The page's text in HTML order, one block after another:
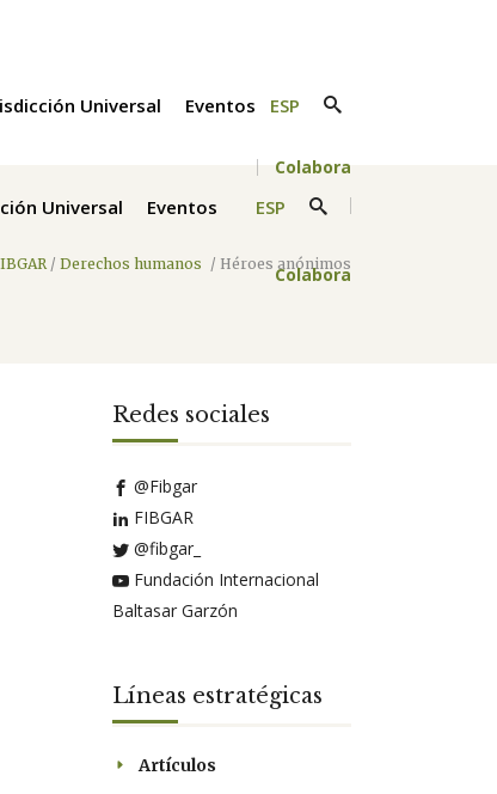
Universal Eventos ESP
Colabora
Universal Eventos ESP
Colabora
/ Derechos humanos / Héroes anónimos
Redes sociales
@Fibgar
FIBGAR
@fibgar_
Fundación Internacional
Baltasar Garzón
Líneas estratégicas
Artículos